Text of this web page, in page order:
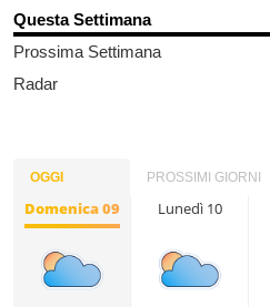
Questa Settimana
Prossima Settimana
Radar
OGGI PROSSIMI GIORNI
Domenica 09 Lunedì 10